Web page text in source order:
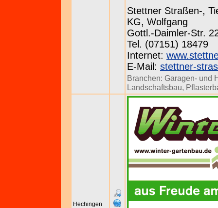
Stettner Straßen-,
KG, Wolfgang
Gottl.-Daimler-Str.
Tel. (07151) 18479
Internet:
E-Mail: stettner-
Branchen: Garagen- und
Landschaftsbau,
Hechingen